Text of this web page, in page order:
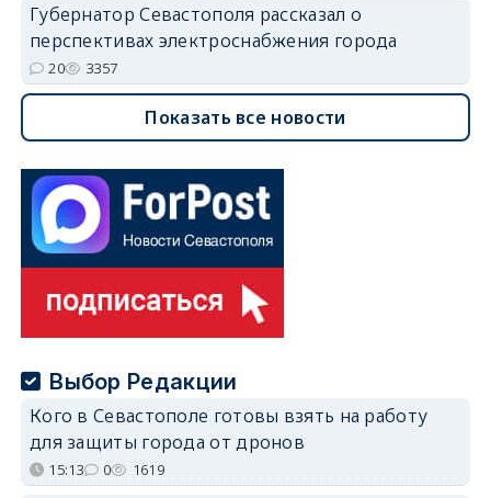
Губернатор Севастополя рассказал о
перспективах электроснабжения города
20 3357
Показать все новости
Выбор Редакции
Кого в Севастополе готовы взять на работу
для защиты города от дронов
15:13 0 1619